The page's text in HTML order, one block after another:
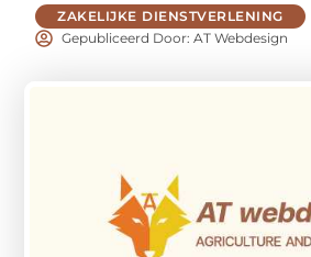
ZAKELIJKE DIENSTVERLENING
Gepubliceerd Door: AT Webdesign